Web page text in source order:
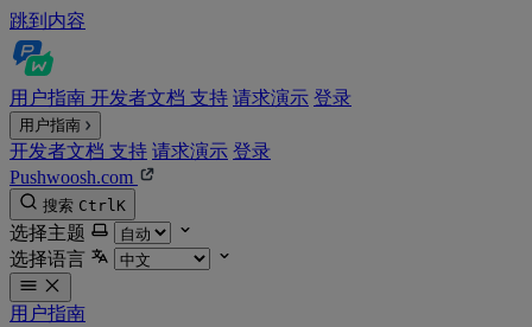
跳到内容
用户指南 开发者文档 支持 请求演示 登录
用户指南
开发者文档 支持 请求演示 登录
Pushwoosh.com
搜索 CtrlK
选择主题
选择语言
用户指南